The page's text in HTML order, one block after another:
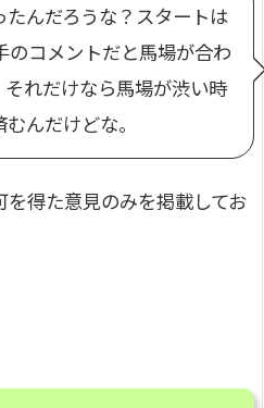
んだろうな？スタートは
コメントだと馬場が合わ
れだけなら馬場が渋い時
んだけどな。
得た意見のみを掲載してお